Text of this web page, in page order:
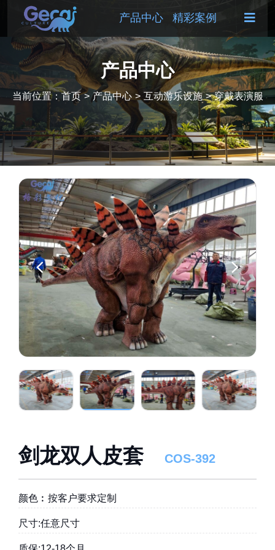
产品中心 精彩案例
产品中心
当前位置： 首页 > 产品中心 > 互动游乐设施 > 穿戴表演服
剑龙双人皮套 COS-392
颜色︰按客户要求定制
尺寸:任意尺寸